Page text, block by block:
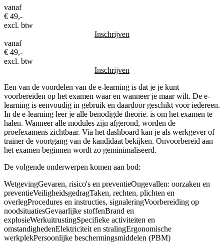
vanaf
€ 49,-
excl. btw
Inschrijven
vanaf
€ 49,-
excl. btw
Inschrijven
Een van de voordelen van de e-learning is dat je je kunt
voorbereiden op het examen waar en wanneer je maar wilt. De e-
learning is eenvoudig in gebruik en daardoor geschikt voor iedereen.
In de e-learning leer je alle benodigde theorie. is om het examen te
halen. Wanneer alle modules zijn afgerond, worden de
proefexamens zichtbaar. Via het dashboard kan je als werkgever of
trainer de voortgang van de kandidaat bekijken. Onvoorbereid aan
het examen beginnen wordt zo geminimaliseerd.
De volgende onderwerpen komen aan bod:
WetgevingGevaren, risico's en preventieOngevallen: oorzaken en
preventieVeiligheidsgedragTaken, rechten, plichten en
overlegProcedures en instructies, signaleringVoorbereiding op
noodsituatiesGevaarlijke stoffenBrand en
explosieWerkuitrustingSpecifieke activiteiten en
omstandighedenElektriciteit en stralingErgonomische
werkplekPersoonlijke beschermingsmiddelen (PBM)